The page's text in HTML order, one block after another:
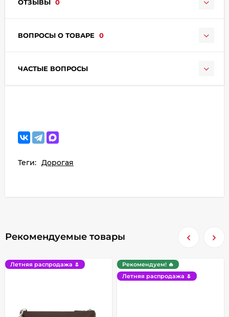
ОТЗЫВЫ 0
ВОПРОСЫ О ТОВАРЕ 0
ЧАСТЫЕ ВОПРОСЫ
Теги: Дорогая
Рекомендуемые товары
Летняя распродажа 🌷
Рекомендуем! 🔥
Летняя распродажа 🌷